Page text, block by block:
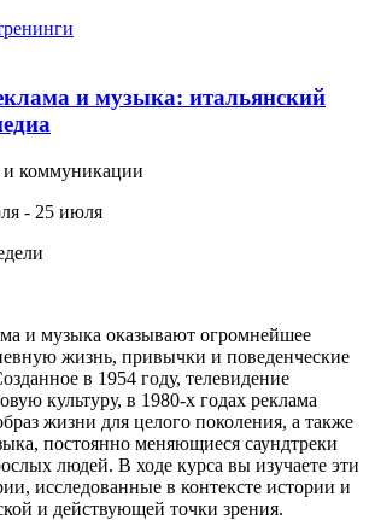
и музыка: итальянский
и коммуникации
- 25 июля
и музыка оказывают огромнейшее
жизнь, привычки и поведенческие
в 1954 году, телевидение
культуру, в 1980-х годах реклама
жизни для целого поколения, а также
постоянно меняющиеся саундтреки
людей. В ходе курса вы изучаете эти
исследованные в контексте истории и
и действующей точки зрения.